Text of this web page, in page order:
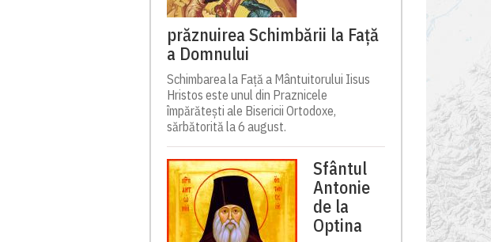
prăznuirea Schimbării la Față
a Domnului
Schimbarea la Față a Mântuitorului Iisus
Hristos este unul din Praznicele
împărătești ale Bisericii Ortodoxe,
sărbătorită la 6 august.
Sfântul
Antonie
de la
Optina